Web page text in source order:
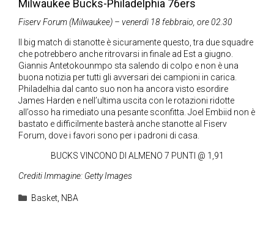
Milwaukee Bucks-Philadelphia 76ers
Fiserv Forum (Milwaukee) – venerdì 18 febbraio, ore 02.30
Il big match di stanotte è sicuramente questo, tra due squadre
che potrebbero anche ritrovarsi in finale ad Est a giugno.
Giannis Antetokounmpo sta salendo di colpo e non è una
buona notizia per tutti gli avversari dei campioni in carica.
Philadelhia dal canto suo non ha ancora visto esordire
James Harden e nell’ultima uscita con le rotazioni ridotte
all’osso ha rimediato una pesante sconfitta. Joel Embiid non è
bastato e difficilmente basterà anche stanotte al Fiserv
Forum, dove i favori sono per i padroni di casa.
BUCKS VINCONO DI ALMENO 7 PUNTI @ 1,91
Crediti Immagine: Getty Images
Categorie
Basket, NBA